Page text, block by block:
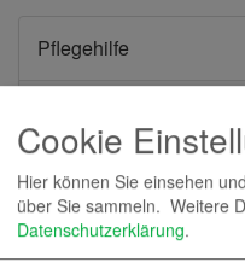
Pflegehilfe
Hilfen bei der
Anleitung für pflegende
Beratungsgespräche
Pflegeversicherung
Cookie
Hier können Sie einsehen
über Sie sammeln. Weitere
Datenschutzerklärung.